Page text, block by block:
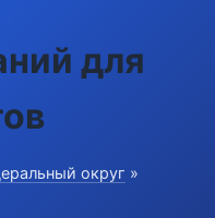
для
округ »